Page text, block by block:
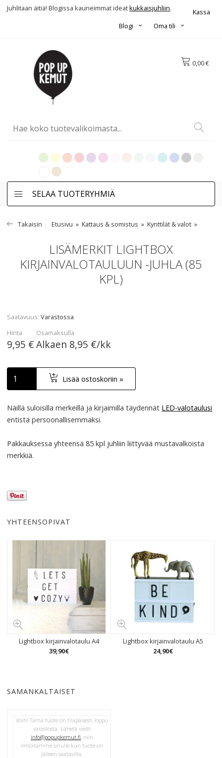
Juhlitaan äitiä! Blogissa kauneimmat ideatkukkaisjuhliin.
Kassa
Oma tili
Blogi
0,00 €
SELAA TUOTERYHMIÄ
Takaisin Etusivu Kattaus & somistus Kynttilät & valot
LISÄMERKIT LIGHTBOX
KIRJAINVALOTAULUUN -JUHLA (85
KPL)
Saatavuus Varastossa
Hinta
9,95 €
Osamaksulla
Alkaen 8,95 €/kk
Lisää ostoskoriin »
Näillä suloisilla merkeillä ja kirjaimilla täydennät LED-valotaulusi
entistä persoonallisemmaksi.
Pakkauksessa yhteensä 85 kpl juhliin liittyvää mustavalkoista
merkkiä.
YHTEENSOPIVAT
Lightbox kirjainvalotaulu A4
39,90€
Lightbox kirjainvalotaulu A5
24,90€
SAMANKALTAISET
Voih! Tämä tuote on tilapäisesti loppu
varastosta. Lähetä viesti
info@popupkemut.fi, niin
ilmoitamme sinulle kun tuote on
jälleen saatavilla.